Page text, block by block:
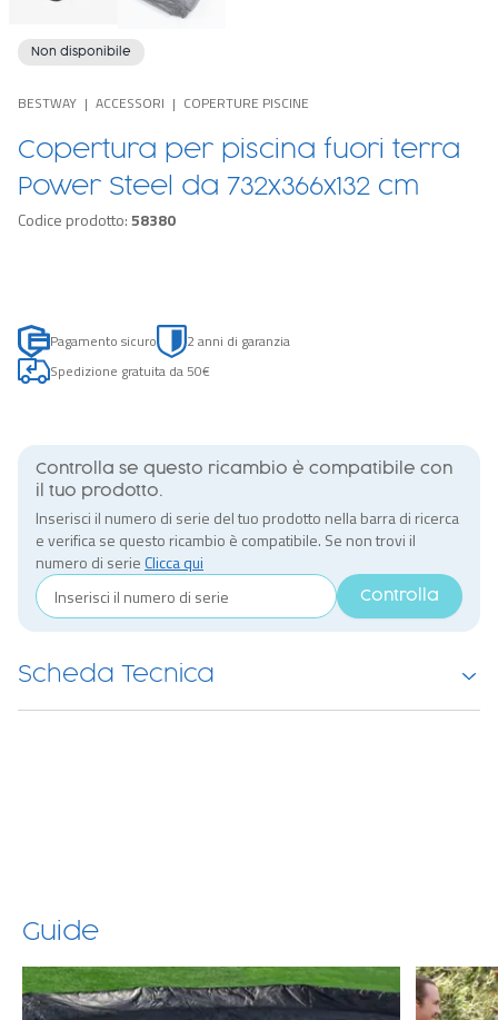
Non disponibile
BESTWAY ACCESSORI COPERTURE PISCINE
Copertura per piscina fuori terra
Power Steel da 732x366x132 cm
Codice prodotto:58380
Pagamento sicuro
2 anni di garanzia
Spedizione gratuita da 50€
Controlla se questo ricambio è compatibile con
il tuo prodotto.
Inserisci il numero di serie del tuo prodotto nella barra di ricerca
e verifica se questo ricambio è compatibile. Se non trovi il
numero di serie Clicca qui
Controlla
Scheda Tecnica
Guide